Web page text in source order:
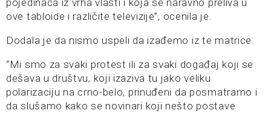
pojedinaca iz vrha vlasti i koja se naravno preliva u
ove tabloide i različite televizije”, ocenila je.
Dodala je da nismo uspeli da izađemo iz te matrice.
“Mi smo za svaki protest ili za svaki događaj koji se
dešava u društvu, koji izaziva tu jako veliku
polarizaciju na crno-belo, prinuđeni da posmatramo i
da slušamo kako se novinari koji nešto postave